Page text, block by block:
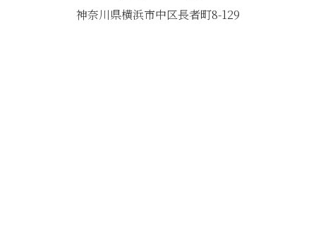
神奈川県横浜市中区長者町8-129